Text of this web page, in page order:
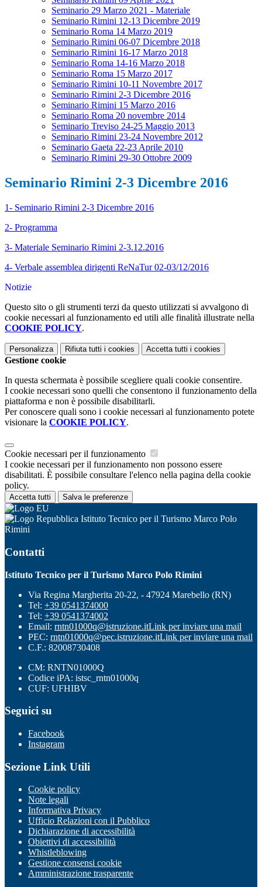
Seminario 29 Marzo 2021 - Materiale
Seminario Rimini 12-13 Dicembre 2019
Seminario Roma 14 Marzo 2019
Seminario Rimini 06-07 Dicembre 2018
Seminario Rimini 16-17 Marzo 2018
Seminario Roma 14-16 Marzo 2018
Seminario Roma 15 Marzo 2017
Seminario Rimini 10-11 Novembre 2017
Seminario Rimini 2-3 Dicembre 2016
Seminario Rimini 15 Marzo 2016
Seminario Roma 20 novembre 2014
Seminario Treviso 24-25 Maggio 2013
Seminario Rimini 23-24 Novembre 2012
Seminario Gaeta 22-23 Aprile 2010
Seminario Rimini 29-30 Ottobre 2009
Seminario Rimini 2-3 Dicembre 2016
1- Seminario Rimini 2-3 Dicembre 2016
2- Programma
3- Materiale Seminario Rimini 2-3.12.2016
4- Verbale assemblea dirigenti ReNaTur 02-03/12/2016
Notizie
Questo sito o gli strumenti terzi da questo utilizzati si avvalgono di
cookie necessari al funzionamento ed utili alle finalità illustrate nella
COOKIE POLICY.
Personalizza Rifiuta tutti i cookies Accetta tutti i cookies
Gestione cookie
In questa schermata è possibile scegliere quali cookie consentire.
I cookie necessari sono quelli che consentono il funzionamento della
piattaforma e non è possibile disabilitarli.
Per conoscere quali sono i cookie necessari al funzionamento potete
visionare la COOKIE POLICY.
Cookie necessari per il funzionamento
I cookie necessari per il funzionamento non possono essere
disabilitati. È possibile consultare l'elenco nella pagina della cookie
policy.
Accetta tutti Salva le preferenze
Istituto Tecnico per il Turismo Marco Polo
Rimini
Contatti
Istituto Tecnico per il Turismo Marco Polo Rimini
Via Regina Margherita 20-22, - 47924 Marebello (RN)
Tel: +39 0541374000
Tel: +39 0541374002
Email: rntn01000q@istruzione.itLink per inviare una mail
PEC: rntn01000q@pec.istruzione.itLink per inviare una mail
C.F.: 82008730408
CM: RNTN01000Q
Codice iPA: istsc_rntn01000q
CUF: UFHIBV
Seguici su
Facebook
Instagram
Sezione Link Utili
Cookie policy
Note legali
Informativa Privacy
Ufficio Relazioni con il Pubblico
Dichiarazione di accessibilità
Obiettivi di accessibilità
Whistleblowing
Gestione consensi cookie
Amministrazione trasparente